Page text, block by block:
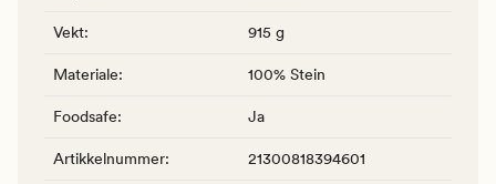
Vekt: 915 g
Materiale: 100% Stein
Foodsafe: Ja
Artikkelnummer: 21300818394601